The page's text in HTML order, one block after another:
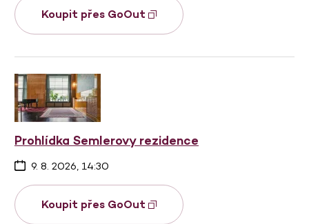
Koupit přes GoOut
Prohlídka Semlerovy rezidence
9. 8. 2026, 14:30
Koupit přes GoOut